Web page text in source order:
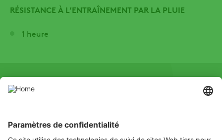
RÉSISTANCE À L’ENTRAÎNEMENT PAR LA PLUIE
1 heure